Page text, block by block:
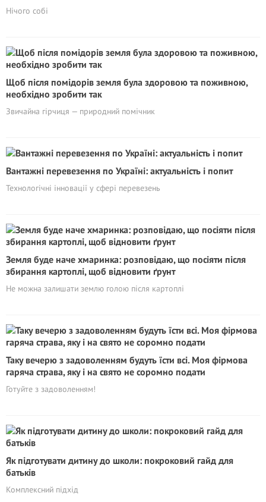
Нічого собі
Щоб після помідорів земля була здоровою та поживною,
необхідно зробити тaк
Звичайна гірчиця — природний помічник
Вантажні перевезення по Україні: актуальність і попит
Технологічні інновації у сфері перевезень
Земля буде наче хмаринка: розповідаю, що посіяти після
збирання картоплі, щоб відновити ґрунт
Не можна залишати землю голою після картоплі
Таку вечерю з задоволенням будуть їсти всі. Моя фірмова
гаряча страва, яку і на свято не соромно подати
Готуйте з задоволенням!
Як підготувати дитину до школи: покроковий гайд для
батьків
Комплексний підхід